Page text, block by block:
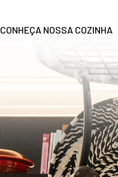
CONHEÇA NOSSA COZINHA